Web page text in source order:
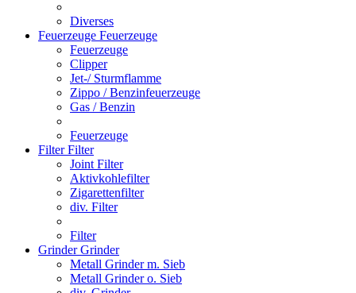
Diverses
Feuerzeuge Feuerzeuge
Feuerzeuge
Clipper
Jet-/ Sturmflamme
Zippo / Benzinfeuerzeuge
Gas / Benzin
Feuerzeuge
FilterFilter
Joint Filter
Aktivkohlefilter
Zigarettenfilter
div. Filter
Filter
GrinderGrinder
Metall Grinder m. Sieb
Metall Grinder o. Sieb